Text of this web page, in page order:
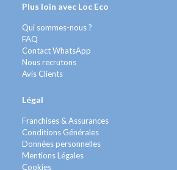
Plus loin avec Loc Eco
Qui sommes-nous ?
FAQ
Contact WhatsApp
Nous recrutons
Avis Clients
Légal
Franchises & Assurances
Conditions Générales
Données personnelles
Mentions Légales
Cookies